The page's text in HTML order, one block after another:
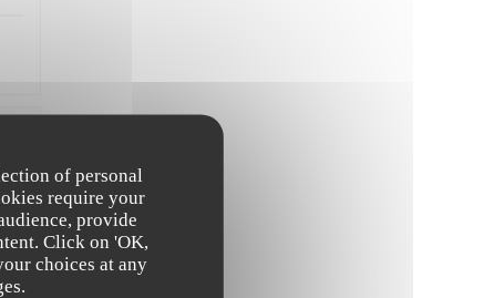
of personal
require your
provide
Click on 'OK,
choices at any